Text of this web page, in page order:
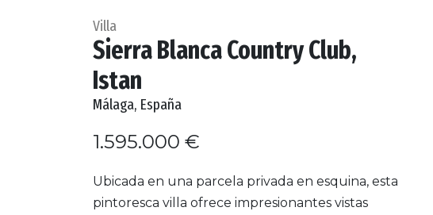
Villa
Sierra Blanca Country Club,
Istan
Málaga, España
1.595.000 €
Ubicada en una parcela privada en esquina, esta
pintoresca villa ofrece impresionantes vistas